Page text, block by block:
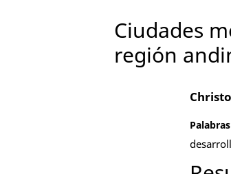
Ciudades
región